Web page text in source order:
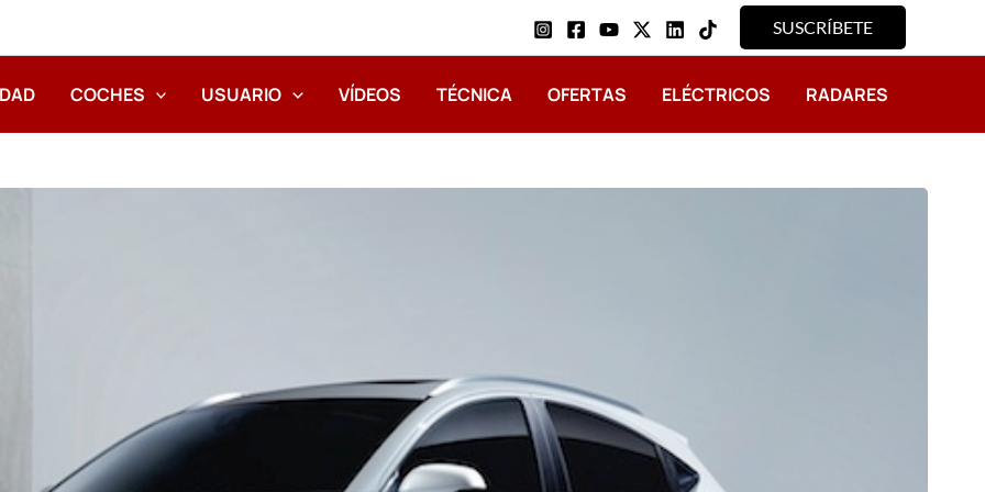
SUSCRÍBETE
COCHES USUARIO VÍDEOS TÉCNICA OFERTAS ELÉCTRICOS RADARES